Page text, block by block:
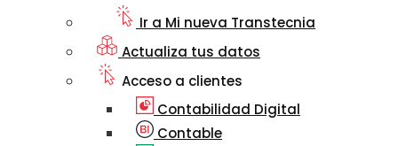
Ir a Mi nueva Transtecnia
Actualiza tus datos
Acceso a clientes
Contabilidad Digital
Contable